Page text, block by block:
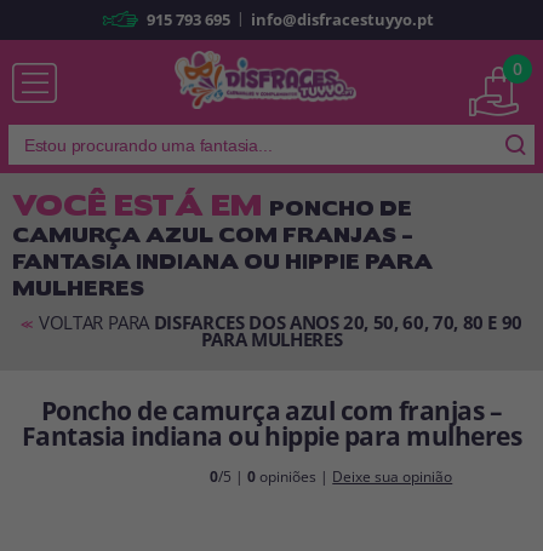
Já sou cliente
Lembrar-me Esqueceu sua senha?
Sou novo
disfracestuyyo.pt, você poderá fazer suas
compras rapidamente em nossa loja virtual, verificar o status de seus
915 793 695 | info@disfracestuyyo.pt
0
VOCÊ ESTÁ EM PONCHO DE
CAMURÇA AZUL COM FRANJAS –
FANTASIA INDIANA OU HIPPIE PARA
MULHERES
<< VOLTAR PARA DISFARCES DOS ANOS 20, 50, 60, 70, 80 E 90
PARA MULHERES
Poncho de camurça azul com franjas –
Fantasia indiana ou hippie para mulheres
0/5 |0 opiniões | Deixe sua opinião